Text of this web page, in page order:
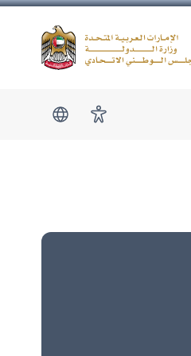
امكانية الوصول